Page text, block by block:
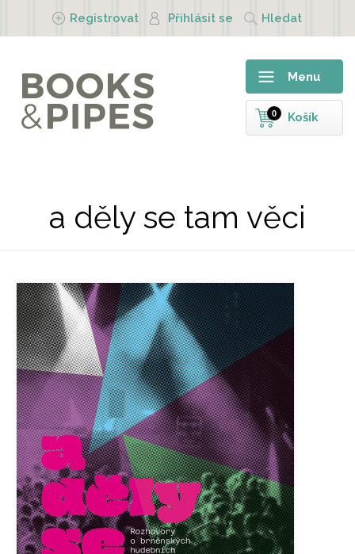
Registrovat Přihlásit se Hledat
Menu
Košík
0
a děly se tam věci